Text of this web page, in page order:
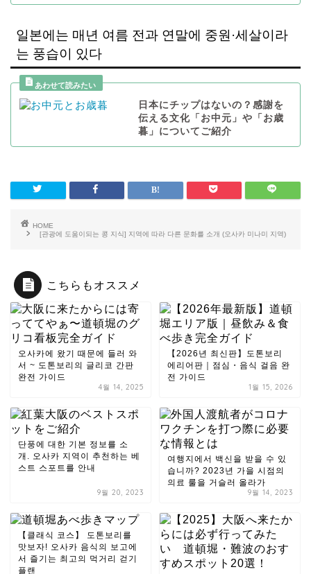
일본에는 매년 여름 전과 연말에 중원·세살이라
는 풍습이 있다
日本にチップはないの？感謝を
伝える文化「お中元」や「お歳
暮」についてご紹介
HOME
[관광에 도움이되는 콩 지식] 지역에 따라 다른 문화를 소개 (오사카 미나미 지역)
こちらもオススメ
오사카에 왔기 때문에 들러 와
서 ~ 도톤보리의 글리코 간판
완전 가이드
4월 14, 2025
【2026년 최신판】도톤보리
에리어판｜점심・음식 걸음 완
전 가이드
1월 15, 2026
단풍에 대한 기본 정보를 소
개. 오사카 지역이 추천하는 베
스트 스포트를 안내
9월 20, 2023
여행지에서 백신을 받을 수 있
습니까? 2023년 가을 시점의
의료 룰을 거슬러 올라가
9월 14, 2023
【클래식 코스】 도톤보리를
맛보자! 오사카 음식의 보고에
서 즐기는 최고의 먹거리 걷기
플랜